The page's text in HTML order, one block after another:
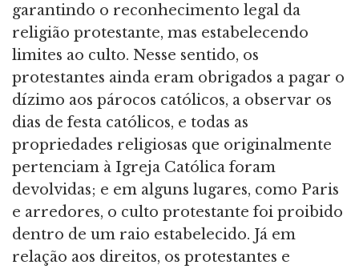
garantindo o reconhecimento legal da
religião protestante, mas estabelecendo
limites ao culto. Nesse sentido, os
protestantes ainda eram obrigados a pagar o
dízimo aos párocos católicos, a observar os
dias de festa católicos, e todas as
propriedades religiosas que originalmente
pertenciam à Igreja Católica foram
devolvidas; e em alguns lugares, como Paris
e arredores, o culto protestante foi proibido
dentro de um raio estabelecido. Já em
relação aos direitos, os protestantes e